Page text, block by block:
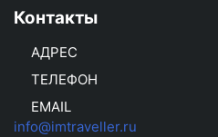
Контакты
АДРЕС
ТЕЛЕФОН
EMAIL
info@imtraveller.ru